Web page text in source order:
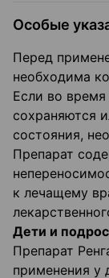
Особые
Перед
необходима
Если во
сохраняются
состояния,
Препарат
к лечащему
Дети и
Препарат
применения у